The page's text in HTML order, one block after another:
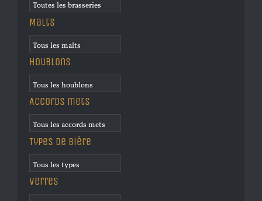
Malts
Houblons
Accords mets
Types de bière
Verres